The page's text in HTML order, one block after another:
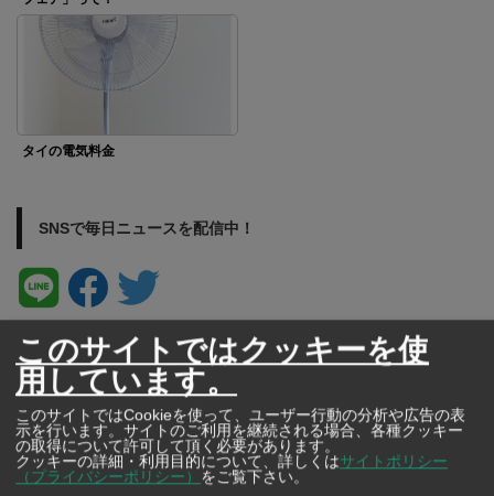
タイの電気料金
SNSで毎日ニュースを配信中！
このサイトではクッキーを使
用しています。
このサイトではCookieを使って、ユーザー行動の分析や広告の表
示を行います。サイトのご利用を継続される場合、各種クッキー
の取得について許可して頂く必要があります。
クッキーの詳細・利用目的について、詳しくはサイトポリシー
（プライバシーポリシー）
をご覧下さい。